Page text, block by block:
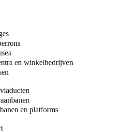
en winkelbedrijven
en platforms